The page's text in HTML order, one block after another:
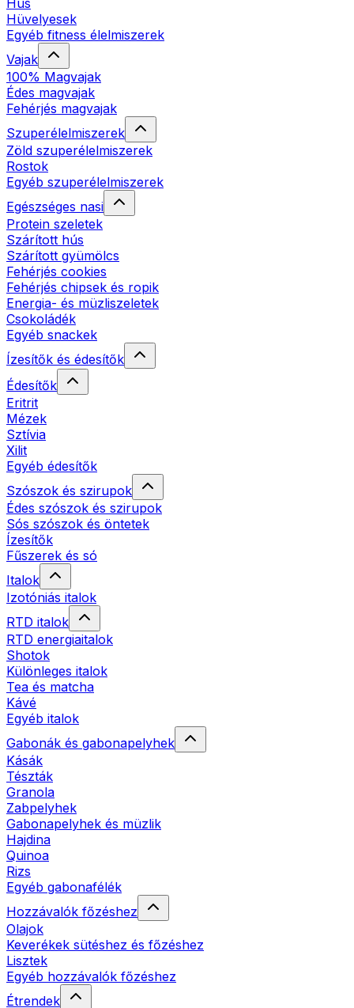
Hús
Hüvelyesek
Egyéb fitness élelmiszerek
Vajak
100% Magvajak
Édes magvajak
Fehérjés magvajak
Szuperélelmiszerek
Zöld szuperélelmiszerek
Rostok
Egyéb szuperélelmiszerek
Egészséges nasi
Protein szeletek
Szárított hús
Szárított gyümölcs
Fehérjés cookies
Fehérjés chipsek és ropik
Energia- és müzliszeletek
Csokoládék
Egyéb snackek
Ízesítők és édesítők
Édesítők
Eritrit
Mézek
Sztívia
Xilit
Egyéb édesítők
Szószok és szirupok
Édes szószok és szirupok
Sós szószok és öntetek
Ízesítők
Fűszerek és só
Italok
Izotóniás italok
RTD italok
RTD energiaitalok
Shotok
Különleges italok
Tea és matcha
Kávé
Egyéb italok
Gabonák és gabonapelyhek
Kásák
Tészták
Granola
Zabpelyhek
Gabonapelyhek és müzlik
Hajdina
Quinoa
Rizs
Egyéb gabonafélék
Hozzávalók főzéshez
Olajok
Keverékek sütéshez és főzéshez
Lisztek
Egyéb hozzávalók főzéshez
Étrendek